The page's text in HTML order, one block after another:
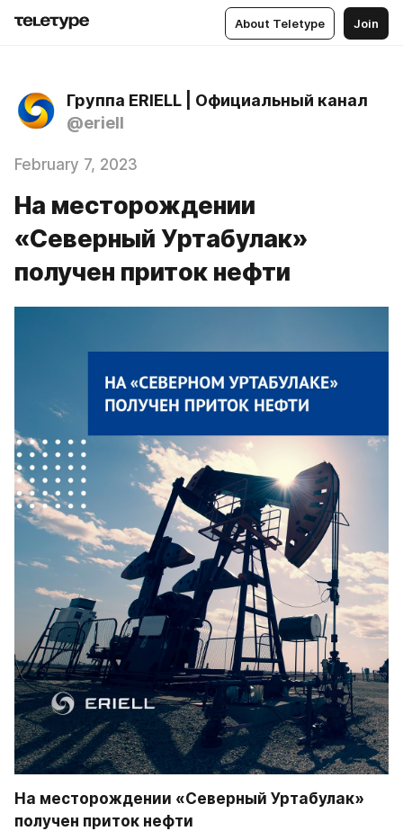
About Teletype Join
Группа ERIELL | Официальный канал
@eriell
February 7, 2023
На месторождении
«Северный Уртабулак»
получен приток нефти
На месторождении «Северный Уртабулак»
получен приток нефти